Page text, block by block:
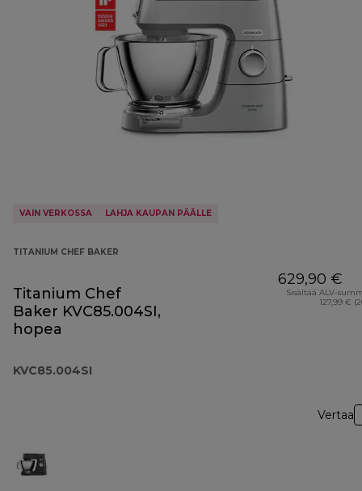
VAIN VERKOSSA LAHJA KAUPAN PÄÄLLE
TITANIUM CHEF BAKER
Titanium Chef
Baker KVC85.004SI,
hopea
KVC85.004SI
629,90 €
Sisältää ALV-
127,99 €
Vertaa